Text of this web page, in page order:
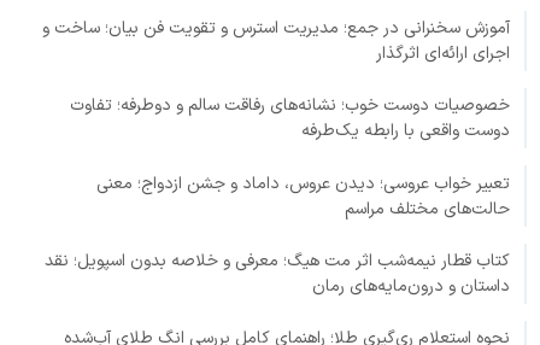
آموزش سخنرانی در جمع؛ مدیریت استرس و تقویت فن بیان؛ ساخت و
اجرای ارائه‌ای اثرگذار
خصوصیات دوست خوب؛ نشانه‌های رفاقت سالم و دوطرفه؛ تفاوت
دوست واقعی با رابطه یک‌طرفه
تعبیر خواب عروسی؛ دیدن عروس، داماد و جشن ازدواج؛ معنی
حالت‌های مختلف مراسم
کتاب قطار نیمه‌شب اثر مت هیگ؛ معرفی و خلاصه بدون اسپویل؛ نقد
داستان و درون‌مایه‌های رمان
نحوه استعلام ری‌گیری طلا؛ راهنمای کامل بررسی انگ طلای آب‌شده